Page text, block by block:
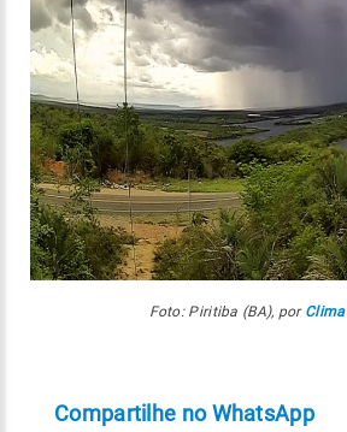
Foto: Piritiba (BA), por Clima
Compartilhe no WhatsApp